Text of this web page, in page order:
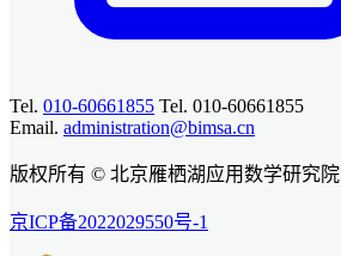
Tel. 010-60661855 Tel. 010-60661855
Email. administration@bimsa.cn
版权所有 © 北京雁栖湖应用数学研究院
京ICP备2022029550号-1